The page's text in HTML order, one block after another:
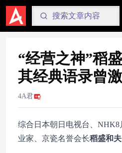
“经营之神”稻
其经典语录曾
4A君
综合日本朝日电视台、NHK8
业家、京瓷名誉会长稻盛和夫